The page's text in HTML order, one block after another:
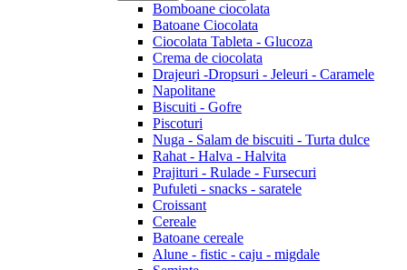
Bomboane ciocolata
Batoane Ciocolata
Ciocolata Tableta - Glucoza
Crema de ciocolata
Drajeuri -Dropsuri - Jeleuri - Caramele
Napolitane
Biscuiti - Gofre
Piscoturi
Nuga - Salam de biscuiti - Turta dulce
Rahat - Halva - Halvita
Prajituri - Rulade - Fursecuri
Pufuleti - snacks - saratele
Croissant
Cereale
Batoane cereale
Alune - fistic - caju - migdale